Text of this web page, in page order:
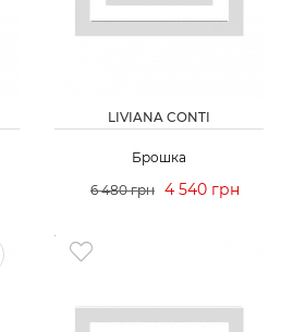
LIVIANA CONTI
Брошка
6 480 грн 4 540 грн